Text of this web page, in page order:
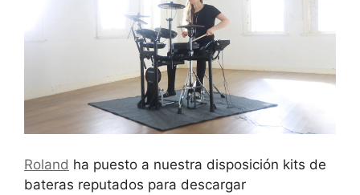
Roland ha puesto a nuestra disposición kits de
bateras reputados para descargar